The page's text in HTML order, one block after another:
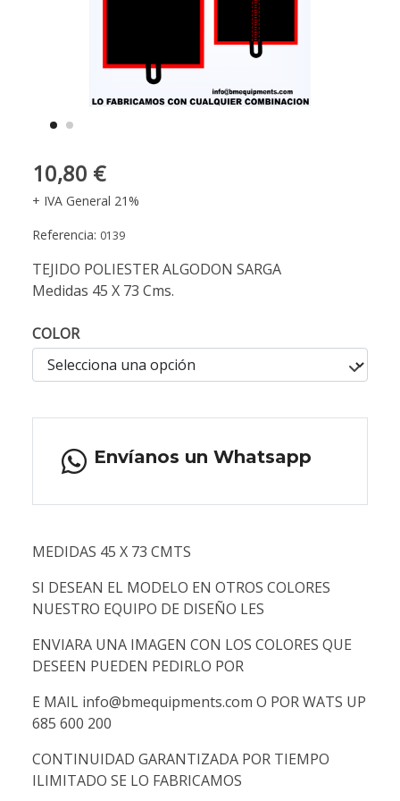
10,80 €
+ IVA General 21%
Referencia: 0139
TEJIDO POLIESTER ALGODON SARGA
Medidas 45 X 73 Cms.
COLOR
Envíanos un Whatsapp
MEDIDAS 45 X 73 CMTS
SI DESEAN EL MODELO EN OTROS COLORES
NUESTRO EQUIPO DE DISEÑO LES
ENVIARA UNA IMAGEN CON LOS COLORES QUE
DESEEN PUEDEN PEDIRLO POR
E MAIL info@bmequipments.com O POR WATS UP
685 600 200
CONTINUIDAD GARANTIZADA POR TIEMPO
ILIMITADO SE LO FABRICAMOS